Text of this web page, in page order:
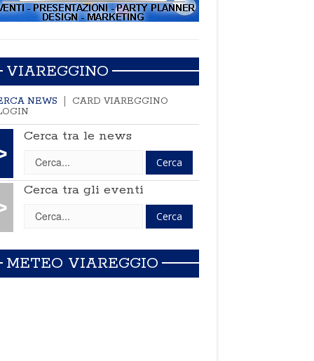
VIAREGGINO
NEWS
CARD VIAREGGINO
Cerca tra le news
Cerca tra gli eventi
METEO VIAREGGIO